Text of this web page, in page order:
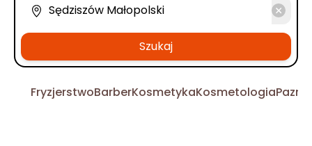
Szukaj
FryzjerstwoBarberKosmetykaKosmetologia